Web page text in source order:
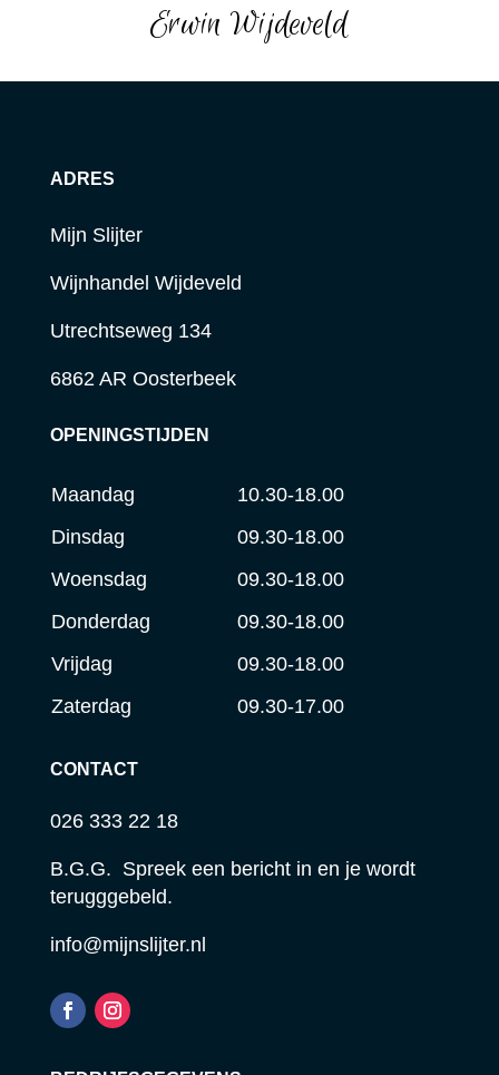
Erwin Wijdeveld
ADRES
Mijn Slijter
Wijnhandel Wijdeveld
Utrechtseweg 134
6862 AR Oosterbeek
OPENINGSTIJDEN
Maandag
10.30-18.00
Dinsdag
09.30-18.00
Woensdag
09.30-18.00
Donderdag
09.30-18.00
Vrijdag
09.30-18.00
Zaterdag
09.30-17.00
CONTACT
026 333 22 18
B.G.G. Spreek een bericht in en je wordt
terugggebeld.
info@mijnslijter.nl